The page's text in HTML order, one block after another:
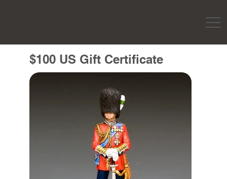
$100 US Gift Certificate